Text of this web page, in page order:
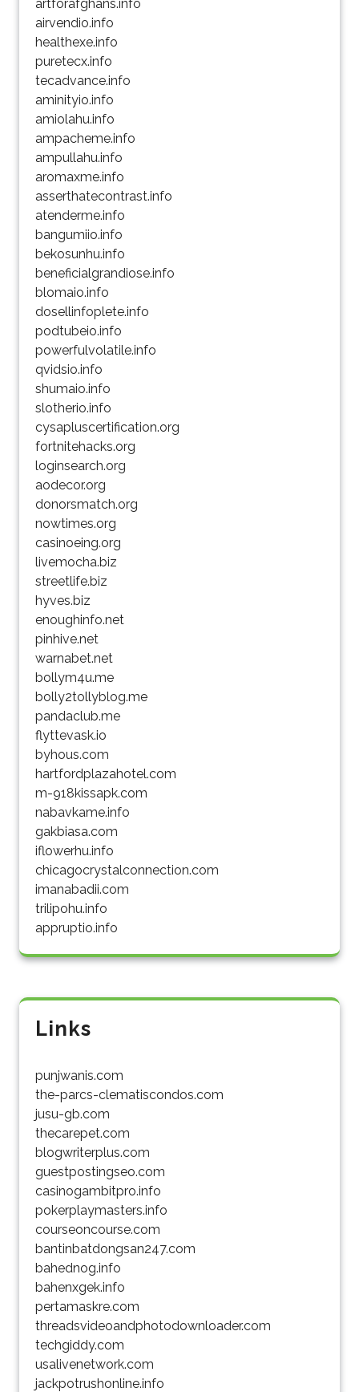
artforafghans.info
airvendio.info
healthexe.info
puretecx.info
tecadvance.info
aminityio.info
amiolahu.info
ampacheme.info
ampullahu.info
aromaxme.info
asserthatecontrast.info
atenderme.info
bangumiio.info
bekosunhu.info
beneficialgrandiose.info
blomaio.info
dosellinfoplete.info
podtubeio.info
powerfulvolatile.info
qvidsio.info
shumaio.info
slotherio.info
cysapluscertification.org
fortnitehacks.org
loginsearch.org
aodecor.org
donorsmatch.org
nowtimes.org
casinoeing.org
livemocha.biz
streetlife.biz
hyves.biz
enoughinfo.net
pinhive.net
warnabet.net
bollym4u.me
bolly2tollyblog.me
pandaclub.me
flyttevask.io
byhous.com
hartfordplazahotel.com
m-918kissapk.com
nabavkame.info
gakbiasa.com
iflowerhu.info
chicagocrystalconnection.com
imanabadii.com
trilipohu.info
appruptio.info
Links
punjwanis.com
the-parcs-clematiscondos.com
jusu-gb.com
thecarepet.com
blogwriterplus.com
guestpostingseo.com
casinogambitpro.info
pokerplaymasters.info
courseoncourse.com
bantinbatdongsan247.com
bahednog.info
bahenxgek.info
pertamaskre.com
threadsvideoandphotodownloader.com
techgiddy.com
usalivenetwork.com
jackpotrushonline.info